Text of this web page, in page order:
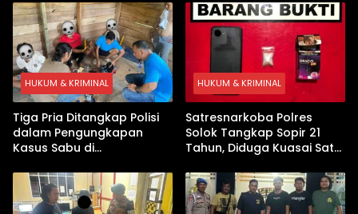
HUKUM & KRIMINAL
Tiga Pria Ditangkap Polisi
dalam Pengungkapan
Kasus Sabu di
Digital hingga Bong Disita
HUKUM & KRIMINAL
Satresnarkoba Polres
Solok Tangkap Sopir 21
Tahun, Diduga Kuasai Satu